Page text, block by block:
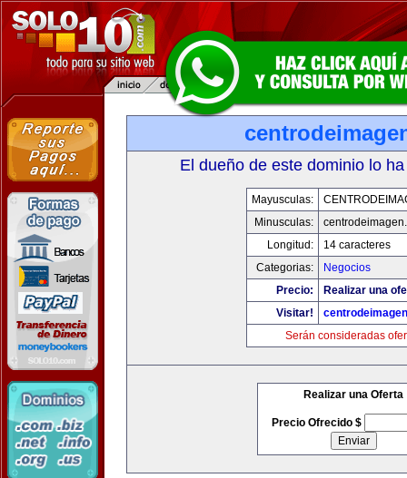
El dueño de este dominio lo
Mayusculas:
Minusculas:
Longitud:
14 caracteres
Categorias:
Negocios
Precio:
Realizar una
Visitar!
Serán consideradas
Realizar una Oferta
Precio Ofrecido $